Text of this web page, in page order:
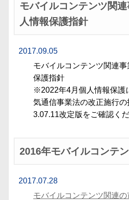
モバイルコンテンツ関
人情報保護指針
2017.09.05
モバイルコンテンツ関連
保護指針
※2022年4月個人情報保護
気通信事業法の改正施行
3.07.11改定版をご確認くだ
2016年モバイルコンテ
2017.07.28
モバイルコンテンツ関連